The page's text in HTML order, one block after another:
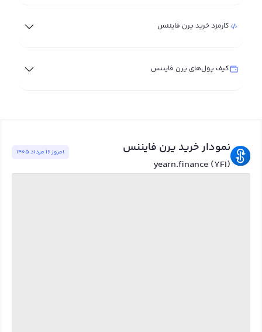
کارمزد خرید یرن فایننس
کیف پول‌های یرن فایننس
نمودار خرید یرن فایننس
yearn.finance (YFI)
امروز ١٦ مرداد ١٤٠٥